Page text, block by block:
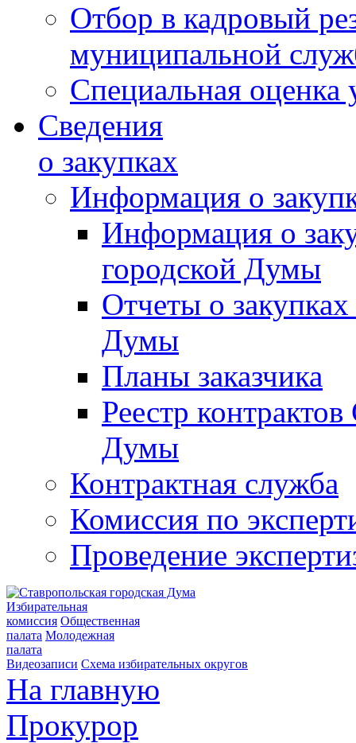
Отбор в кадровый
муниципальной
Специальная оценка
Сведения
о закупках
Информация о
Информация о
городской Думы
Отчеты о
Думы
Планы заказчика
Реестр
Думы
Контрактная служба
Комиссия по
Проведение
Избирательная
комиссия Общественная
палата Молодежная
палата
Видеозаписи Схема избирательных округов
На главную
Прокурор